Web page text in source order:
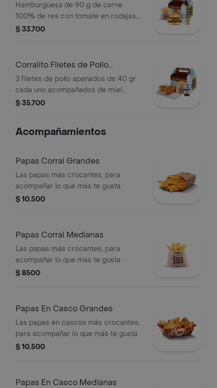
Hamburguesa de 90 g de carne
100% de res con tomate en rodajas,
lechuga en julianas, salsa blanca y
60 g
$ 33.700
Corralito Filetes de Pollo
Apanados
3 filetes de pollo apanados de 40 gr
cada uno acompañados de miel
mostaza con papas Corral medianas,
$ 35.700
Acompañamientos
Papas Corral Grandes
Las papas más crocantes, para
acompañar lo que más te gusta.
$ 10.500
Papas Corral Medianas
Las papas más crocantes, para
acompañar lo que más te gusta
$ 8500
Papas En Casco Grandes
Las papas en cascos más crocantes,
para acompañar lo que más te gusta
$ 10.500
Papas En Casco Medianas